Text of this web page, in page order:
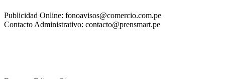
Publicidad Online: fonoavisos@comercio.com.pe
Contacto Administrativo: contacto@prensmart.pe